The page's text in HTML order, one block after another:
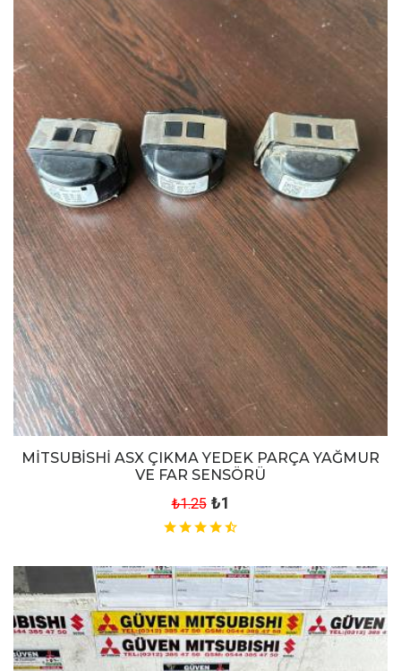
MİTSUBİSHİ ASX ÇIKMA YEDEK PARÇA YAĞMUR
VE FAR SENSÖRÜ
₺1.25 ₺1